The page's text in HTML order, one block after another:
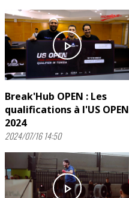
play_arrow
Break'Hub OPEN : Les
qualifications à l'US OPEN
2024
2024/07/16 14:50
play_arrow